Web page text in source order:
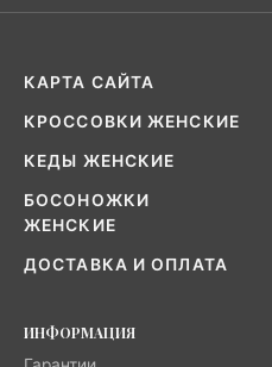
КАРТА САЙТА
КРОССОВКИ ЖЕНСКИЕ
КЕДЫ ЖЕНСКИЕ
БОСОНОЖКИ
ЖЕНСКИЕ
ДОСТАВКА И ОПЛАТА
ИНФОРМАЦИЯ